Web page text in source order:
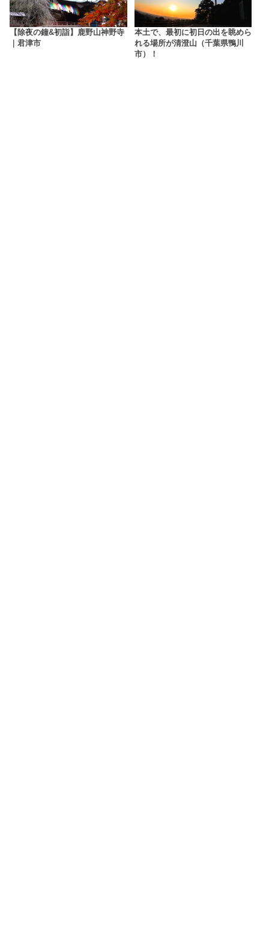
【除夜の鐘&初詣】鹿野山神野寺
｜君津市
本土で、最初に初日の出を眺めら
れる場所が清澄山（千葉県鴨川
市）！